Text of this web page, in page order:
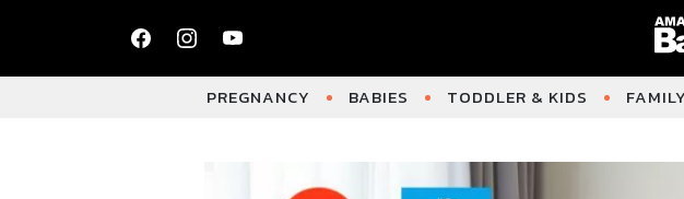
PREGNANCY BABIES TODDLER & KIDS FAMILY